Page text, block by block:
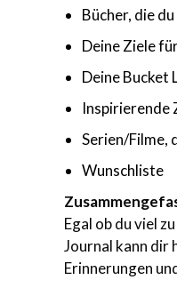
Bücher, die
Deine Ziele
Deine Bucket
Inspirierende
Serien/Filme,
Wunschliste
Egal ob du viel
Journal kann dir
Erinnerungen